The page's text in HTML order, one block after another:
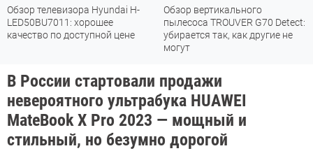
Обзор телевизора Hyundai H-
LED50BU7011: хорошее
качество по доступной цене
Обзор вертикального
пылесоса TROUVER G70 Detect:
убирается так, как другие не
могут
В России стартовали продажи
невероятного ультрабука HUAWEI
MateBook X Pro 2023 — мощный и
стильный, но безумно дорогой